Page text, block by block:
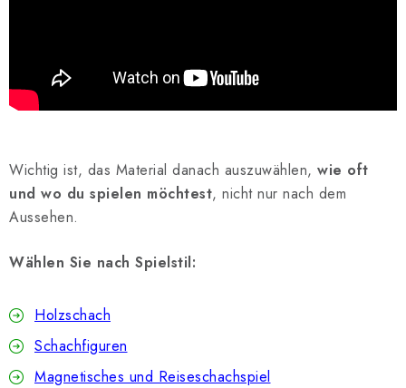
Wichtig ist, das Material danach auszuwählen, wie oft
und wo du spielen möchtest, nicht nur nach dem
Aussehen.
Wählen Sie nach Spielstil:
Holzschach
Schachfiguren
Magnetisches und Reiseschachspiel